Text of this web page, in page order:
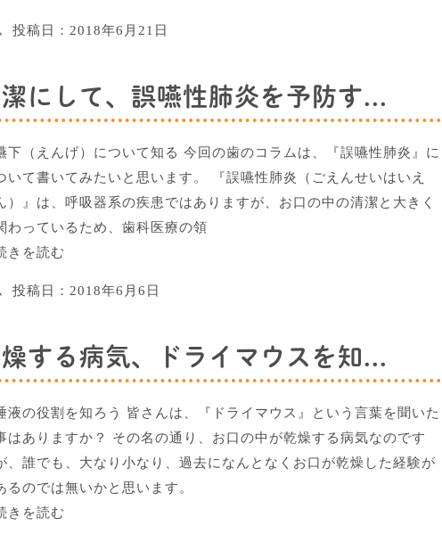
投稿日： 2018年6月21日
にして、誤嚥性肺炎を予防す...
下（えんげ）について知る 今回の歯のコラムは、『誤嚥性肺炎』に
いて書いてみたいと思います。 『誤嚥性肺炎（ごえんせいはいえ
）』は、呼吸器系の疾患ではありますが、お口の中の清潔と大きく
わっているため、歯科医療の領
きを読む
投稿日： 2018年6月6日
する病気、ドライマウスを知...
液の役割を知ろう 皆さんは、『ドライマウス』という言葉を聞いた
はありますか？ その名の通り、お口の中が乾燥する病気なのです
、誰でも、大なり小なり、過去になんとなくお口が乾燥した経験が
るのでは無いかと思います。
きを読む